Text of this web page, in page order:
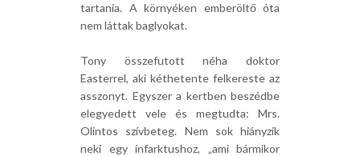
tartania. A környéken emberöltő óta
nem láttak baglyokat.
Tony összefutott néha doktor
Easterrel, aki kéthetente felkereste az
asszonyt. Egyszer a kertben beszédbe
elegyedett vele és megtudta: Mrs.
Olintos szívbeteg. Nem sok hiányzik
neki egy infarktushoz, „ami bármikor